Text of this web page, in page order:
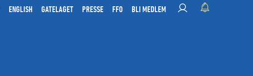
ENGLISH GATELAGET PRESSE FFO BLI MEDLEM